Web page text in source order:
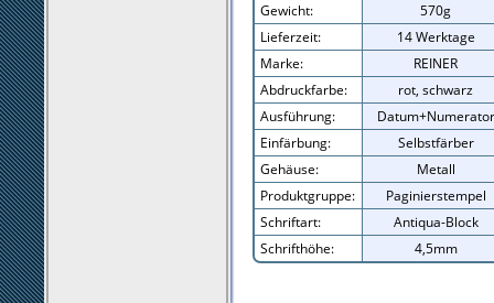
Gewicht:
570g
Lieferzeit:
14 Werktage
Marke:
REINER
Abdruckfarbe:
rot, schwarz
Ausführung:
Datum+Numerator
Einfärbung:
Selbstfärber
Gehäuse:
Metall
Produktgruppe:
Paginierstempel
Schriftart:
Antiqua-Block
Schrifthöhe:
4,5mm